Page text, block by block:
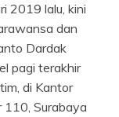
2019 lalu, kini
dan
Dardak
pagi terakhir
di Kantor
110, Surabaya